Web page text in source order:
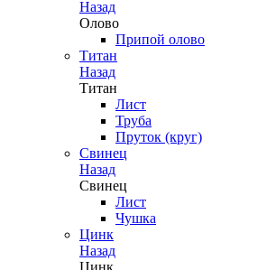
Назад
Олово
Припой олово
Титан
Назад
Титан
Лист
Труба
Пруток (круг)
Свинец
Назад
Свинец
Лист
Чушка
Цинк
Назад
Цинк